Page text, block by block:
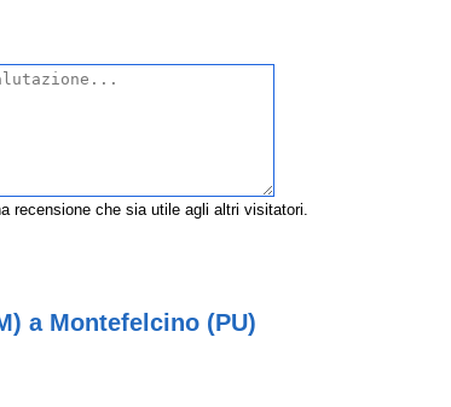
recensione che sia utile agli altri visitatori.
a Montefelcino (PU)